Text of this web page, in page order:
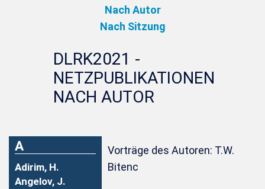
Nach Autor
Nach Sitzung
DLRK2021 -
NETZPUBLIKATIONEN
NACH AUTOR
A
Adirim, H.
Angelov, J.
Vorträge des Autoren: T.W.
Bitenc